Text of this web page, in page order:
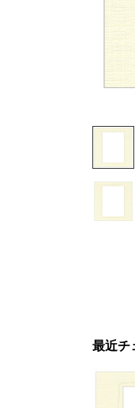
最近チ